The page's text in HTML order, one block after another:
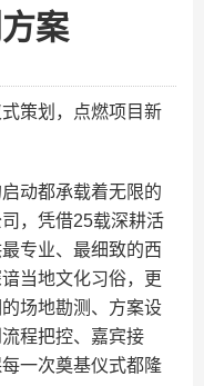
案
策划，点燃项目新
动都承载着无限的
，凭借25载深耕活
专业、最细致的西
当地文化习俗，更
场地勘测、方案设
程把控、嘉宾接
一次奠基仪式都隆